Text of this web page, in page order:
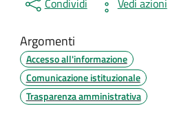
Condividi Vedi azioni
Argomenti
Accesso all'informazione
Comunicazione istituzionale
Trasparenza amministrativa